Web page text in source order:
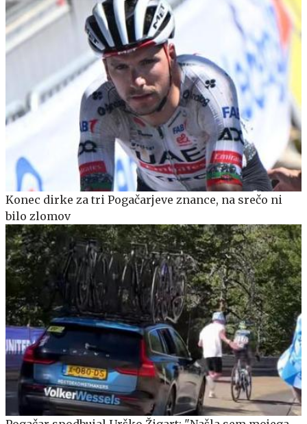
Konec dirke za tri Pogačarjeve znance, na srečo ni
bilo zlomov